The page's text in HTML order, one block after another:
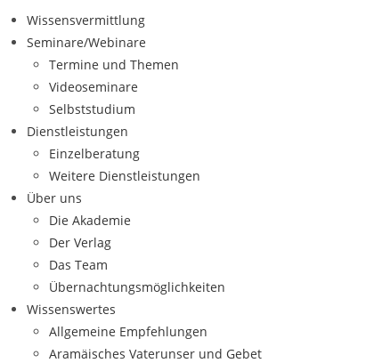
Wissensvermittlung
Seminare/Webinare
Termine und Themen
Videoseminare
Selbststudium
Dienstleistungen
Einzelberatung
Weitere Dienstleistungen
Über uns
Die Akademie
Der Verlag
Das Team
Übernachtungsmöglichkeiten
Wissenswertes
Allgemeine Empfehlungen
Aramäisches Vaterunser und Gebet